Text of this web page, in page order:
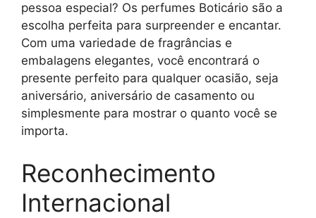
pessoa especial? Os perfumes Boticário são a
escolha perfeita para surpreender e encantar.
Com uma variedade de fragrâncias e
embalagens elegantes, você encontrará o
presente perfeito para qualquer ocasião, seja
aniversário, aniversário de casamento ou
simplesmente para mostrar o quanto você se
importa.
Reconhecimento
Internacional